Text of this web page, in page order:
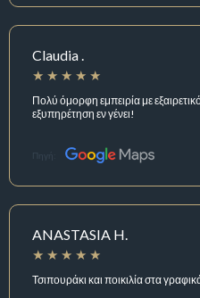
Claudia .
Πολύ όμορφη εμπειρία με
εξυπηρέτηση εν γένει!
Πηγή:
ANASTASIA H.
Τσιπουράκι και ποικιλία στα